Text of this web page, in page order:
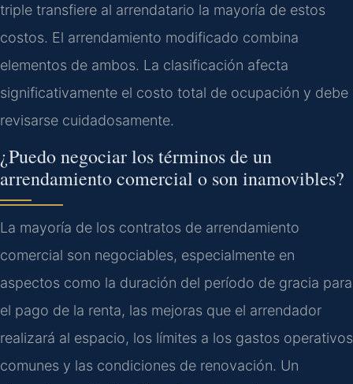
triple transfiere al arrendatario la mayoría de estos
costos. El arrendamiento modificado combina
elementos de ambos. La clasificación afecta
significativamente el costo total de ocupación y debe
revisarse cuidadosamente.
¿Puedo negociar los términos de un
arrendamiento comercial o son inamovibles?
La mayoría de los contratos de arrendamiento
comercial son negociables, especialmente en
aspectos como la duración del período de gracia para
el pago de la renta, las mejoras que el arrendador
realizará al espacio, los límites a los gastos operativos
comunes y las condiciones de renovación. Un